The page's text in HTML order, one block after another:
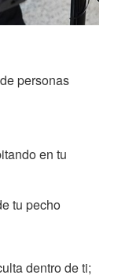
personas
en tu
tu pecho
dentro de ti;